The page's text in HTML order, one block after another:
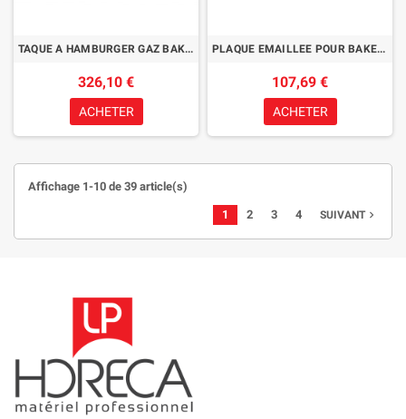
TAQUE A HAMBURGER GAZ BAKE-MASTER MAXI
326,10 €
ACHETER
PLAQUE EMAILLEE POUR BAKE MASTER MAXI 650 X 540MM
107,69 €
ACHETER
Affichage 1-10 de 39 article(s)
1 2 3 4 SUIVANTnavigate_next